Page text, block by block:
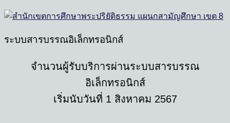
ระบบสารบรรณอิเล็กทรอนิกส์
จํานวนผู้รับบริการผ่านระบบสารบรรณ
อิเล็กทรอนิกส์
เริ่มนับวันที่ 1 สิงหาคม 2567